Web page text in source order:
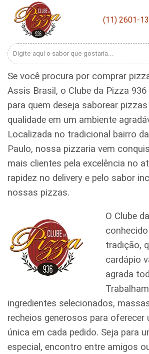
(11) 2601-
Search
Se você procura por comprar
Assis Brasil, o Clube da Pizza 936
para quem deseja saborear
qualidade em um ambiente
Localizada no tradicional bairro
Paulo, nossa pizzaria vem
mais clientes pela excelência no
rapidez no delivery e pelo sabor
nossas pizzas.
O Clube
tradição,
cardápio
agrada
ingredientes selecionados,
recheios generosos para oferecer
única em cada pedido. Seja para
especial, encontro entre amigos